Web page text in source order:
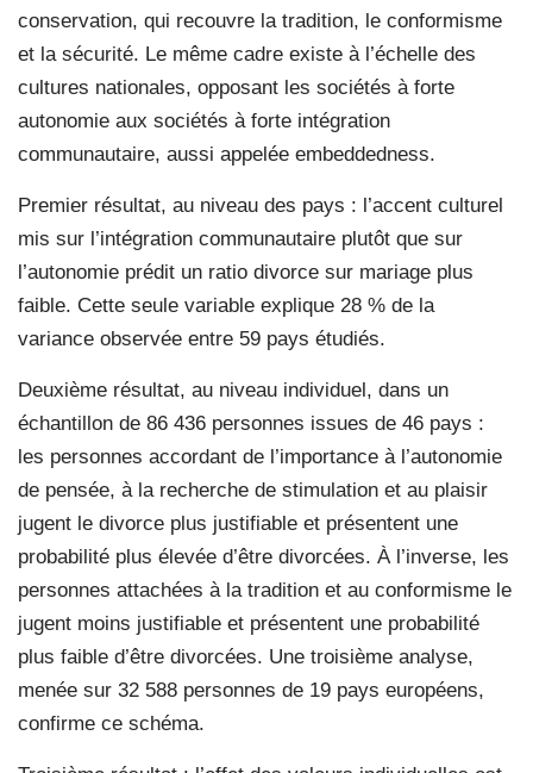
conservation, qui recouvre la tradition, le conformisme
et la sécurité. Le même cadre existe à l’échelle des
cultures nationales, opposant les sociétés à forte
autonomie aux sociétés à forte intégration
communautaire, aussi appelée embeddedness.
Premier résultat, au niveau des pays : l’accent culturel
mis sur l’intégration communautaire plutôt que sur
l’autonomie prédit un ratio divorce sur mariage plus
faible. Cette seule variable explique 28 % de la
variance observée entre 59 pays étudiés.
Deuxième résultat, au niveau individuel, dans un
échantillon de 86 436 personnes issues de 46 pays :
les personnes accordant de l’importance à l’autonomie
de pensée, à la recherche de stimulation et au plaisir
jugent le divorce plus justifiable et présentent une
probabilité plus élevée d’être divorcées. À l’inverse, les
personnes attachées à la tradition et au conformisme le
jugent moins justifiable et présentent une probabilité
plus faible d’être divorcées. Une troisième analyse,
menée sur 32 588 personnes de 19 pays européens,
confirme ce schéma.